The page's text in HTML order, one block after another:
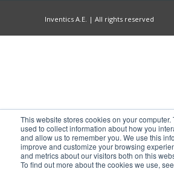
This website stores cookies on your computer.
used to collect information about how you
and allow us to remember you. We use this
improve and customize your browsing
and metrics about our visitors both on this
To find out more about the cookies we use,
Inventics A.E. | All rights reserved